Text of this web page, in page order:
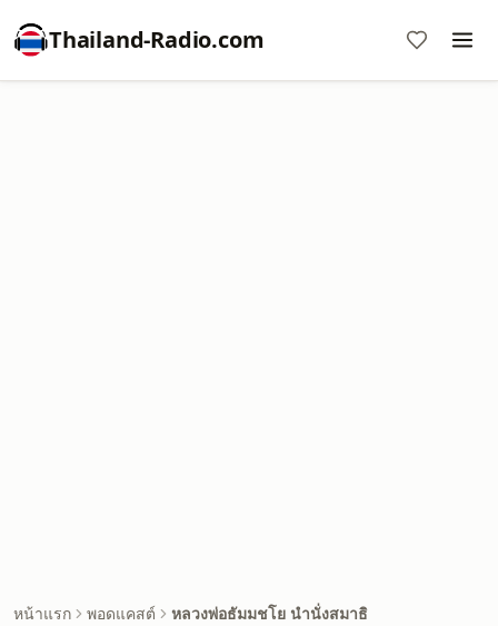
Thailand-Radio.com
หน้าแรก พอดแคสต์ หลวงพ่อธัมมชโย นำนั่งสมาธิ